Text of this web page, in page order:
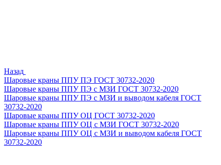
Назад
Шаровые краны ППУ ПЭ ГОСТ 30732-2020
Шаровые краны ППУ ПЭ с МЗИ ГОСТ 30732-2020
Шаровые краны ППУ ПЭ с МЗИ и выводом кабеля ГОСТ
30732-2020
Шаровые краны ППУ ОЦ ГОСТ 30732-2020
Шаровые краны ППУ ОЦ с МЗИ ГОСТ 30732-2020
Шаровые краны ППУ ОЦ с МЗИ и выводом кабеля ГОСТ
30732-2020